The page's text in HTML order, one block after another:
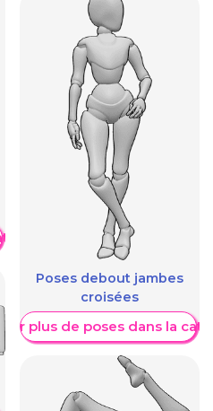
Poses debout jambes
croisées
plus de poses dans la